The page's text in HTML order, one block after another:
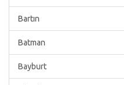
Bartın
Batman
Bayburt